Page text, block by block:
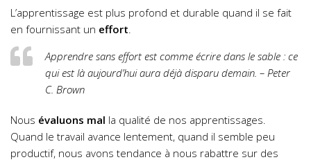
L’apprentissage est plus profond et durable quand il se fait
en fournissant un effort.
Apprendre sans effort est comme écrire dans le sable : ce
qui est là aujourd’hui aura déjà disparu demain. – Peter
C. Brown
Nous évaluons mal la qualité de nos apprentissages.
Quand le travail avance lentement, quand il semble peu
productif, nous avons tendance à nous rabattre sur des